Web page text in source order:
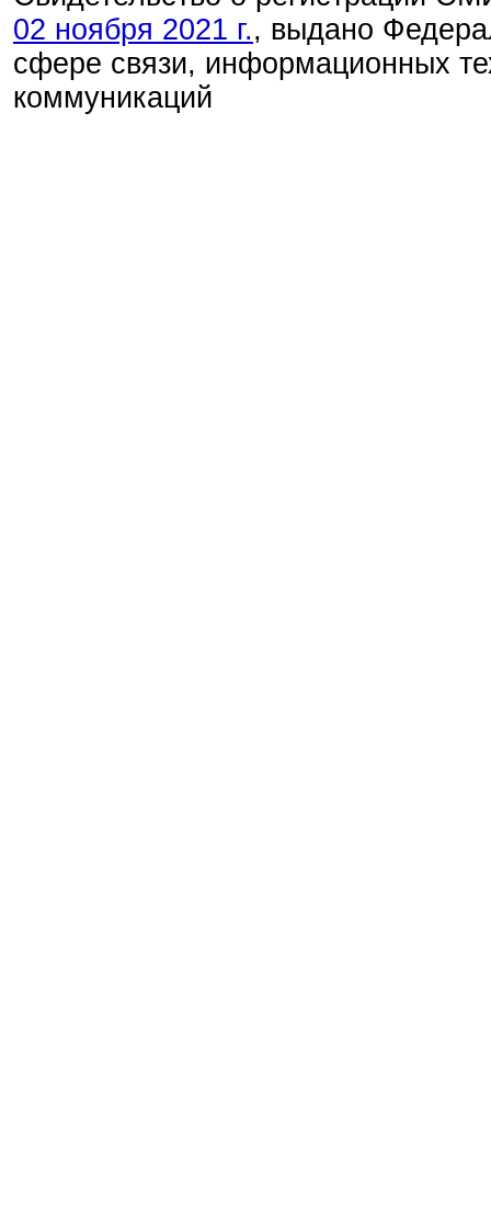
02 ноября 2021 г., выдано
сфере связи, информационных
коммуникаций